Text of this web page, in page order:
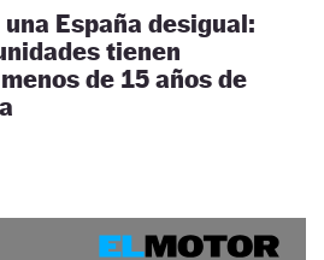
España desigual:
tienen
de 15 años de